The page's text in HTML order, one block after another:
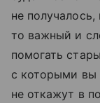
не
то важный и
помогать
с которыми вы
не откажут в